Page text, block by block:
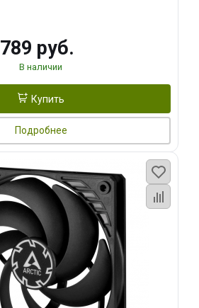
789 руб.
В наличии
Купить
Подробнее